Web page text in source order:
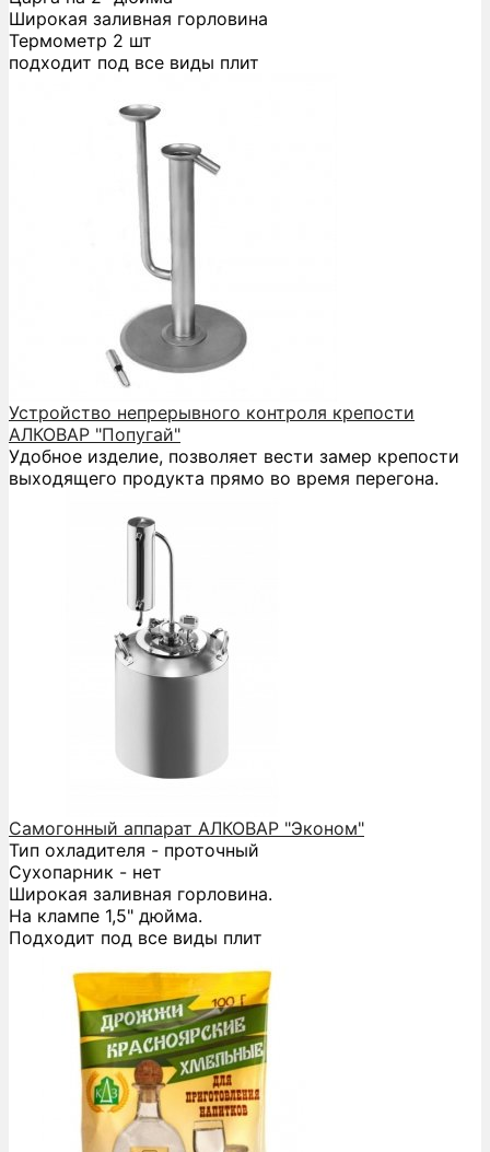
Широкая заливная горловина
Термометр 2 шт
подходит под все виды плит
Устройство непрерывного контроля крепости
АЛКОВАР "Попугай"
Удобное изделие, позволяет вести замер крепости
выходящего продукта прямо во время перегона.
Самогонный аппарат АЛКОВАР "Эконом"
Тип охладителя - проточный
Сухопарник - нет
Широкая заливная горловина.
На клампе 1,5" дюйма.
Подходит под все виды плит